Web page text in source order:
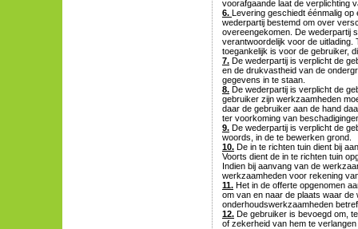
voorafgaande laat de verplichting
6. Levering geschiedt éénmalig
wederpartij bestemd om over
overeengekomen. De wederpartij
verantwoordelijk voor de
toegankelijk is voor de gebruiker,
7. De wederpartij is verplicht de
en de drukvastheid van de
gegevens in te staan.
8. De wederpartij is verplicht de
gebruiker zijn werkzaamheden
daar de gebruiker aan de hand
ter voorkoming van
9. De wederpartij is verplicht de
woords, in de te bewerken grond.
10. De in te richten tuin dient bij
Voorts dient de in te richten tuin
Indien bij aanvang van de
werkzaamheden voor rekening
11. Het in de offerte opgenomen
om van en naar de plaats waar
onderhoudswerkzaamheden
12. De gebruiker is bevoegd om,
of zekerheid van hem te